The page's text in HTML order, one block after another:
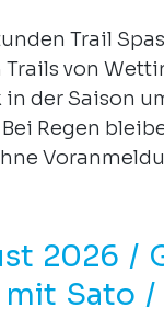
Trail
von
der Saison
Regen
2026 /
Sato